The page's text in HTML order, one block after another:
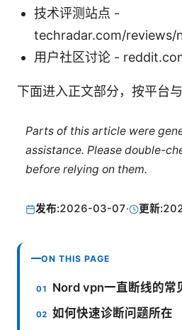
技术评测站点 -
techradar.com/reviews/
用户社区讨论 -
下面进入正文部分，按平台
Parts of this article were
assistance. Please double-
before relying on them.
发布:2026-03-07· 更新:
ON THIS PAGE
Nord vpn一直断线的常
如何快速诊断问题所在